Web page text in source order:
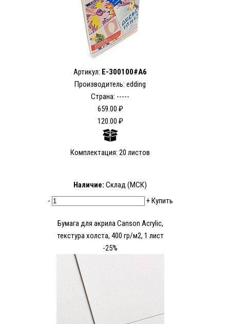
Артикул: E-300100#A6
Производитель: edding
Страна: -----
659.00 ₽
120.00 ₽
Комплектация: 20 листов
Наличие: Склад (МСК)
-
+Купить
Бумага для акрила Canson Acrylic,
текстура холста, 400 гр/м2, 1 лист
-25%